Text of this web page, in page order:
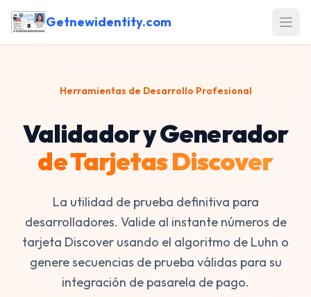
Getnewidentity.com
Herramientas de Desarrollo Profesional
Validador y Generador
de Tarjetas Discover
La utilidad de prueba definitiva para
desarrolladores. Valide al instante números de
tarjeta Discover usando el algoritmo de Luhn o
genere secuencias de prueba válidas para su
integración de pasarela de pago.